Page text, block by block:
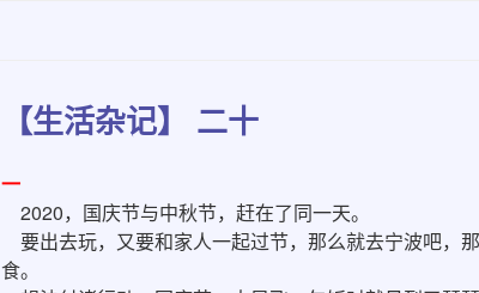
【生活杂记】 二十
一
2020，国庆节与中秋节，赶在了同一天。
要出去玩，又要和家人一起过节，那么就去宁波吧，
食。